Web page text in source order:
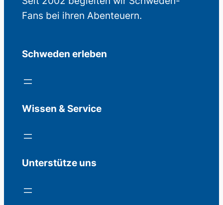
Fans bei ihren Abenteuern.
Schweden erleben
Wissen & Service
Unterstütze uns